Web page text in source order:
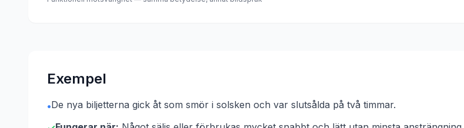
Exempel
•De nya biljetterna gick åt som smör i solsken och var slutsålda på två timmar.